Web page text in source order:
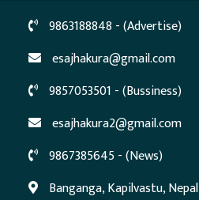
9863188848 - (Advertise)
esajhakura@gmail.com
9857053501 - (Bussiness)
esajhakura2@gmail.com
9867385645 - (News)
Banganga, Kapilvastu, Nepal